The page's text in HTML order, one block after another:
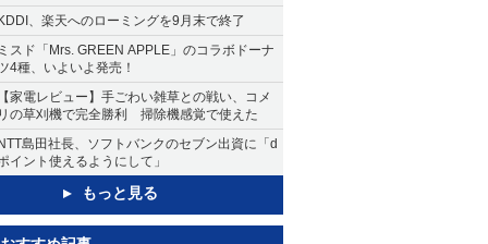
、楽天へのローミングを9月末で終了
スド「Mrs. GREEN APPLE」のコラボドーナ
4種、いよいよ発売！
家電レビュー】手ごわい雑草との戦い、コメ
の草刈機で完全勝利 掃除機感覚で使えた
島田社長、ソフトバンクのセブン出資に「d
イント使えるようにして」
もっと見る